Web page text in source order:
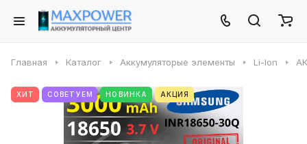
Главная Каталог Аккумуляторые элементы Li-Ion
ХИТ СОВЕТУЕМ НОВИНКА АКЦИЯ